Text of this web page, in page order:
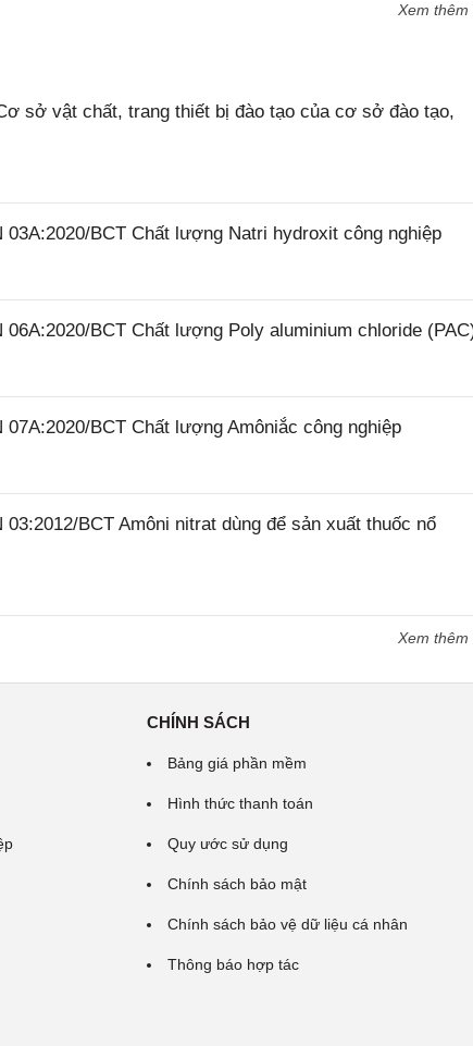
Xem thêm
sở vật chất, trang thiết bị đào tạo của cơ sở đào tạo,
BCT Chất lượng Natri hydroxit công nghiệp
BCT Chất lượng Poly aluminium chloride
BCT Chất lượng Amôniắc công nghiệp
BCT Amôni nitrat dùng để sản xuất thuốc nổ
Xem thêm
CHÍNH SÁCH
Bảng giá phần mềm
Hình thức thanh toán
Quy ước sử dụng
Chính sách bảo mật
Chính sách bảo vệ dữ liệu cá nhân
Thông báo hợp tác